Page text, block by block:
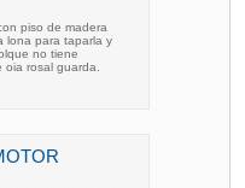
piso de madera
lona para taparla y
no tiene
oia rosal guarda.